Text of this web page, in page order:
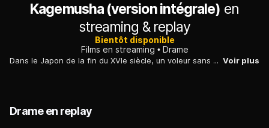
Kagemusha (version intégrale) en
streaming & replay
Bientôt disponible
Films en streaming
Drame
Dans le Japon de la fin du XVIe siècle, un voleur sans envergure prend la place d'un chef de clan mort au combat et devient un guerrier respecté. Voir plus
Drame en replay